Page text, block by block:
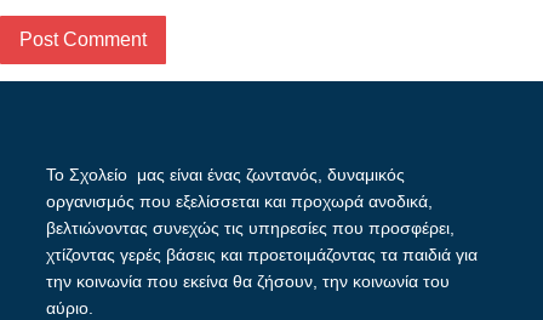
Το Σχολείο μας είναι ένας ζωντανός, δυναμικός
οργανισμός που εξελίσσεται και προχωρά ανοδικά,
βελτιώνοντας συνεχώς τις υπηρεσίες που προσφέρει,
χτίζοντας γερές βάσεις και προετοιμάζοντας τα παιδιά για
την κοινωνία που εκείνα θα ζήσουν, την κοινωνία του
αύριο.